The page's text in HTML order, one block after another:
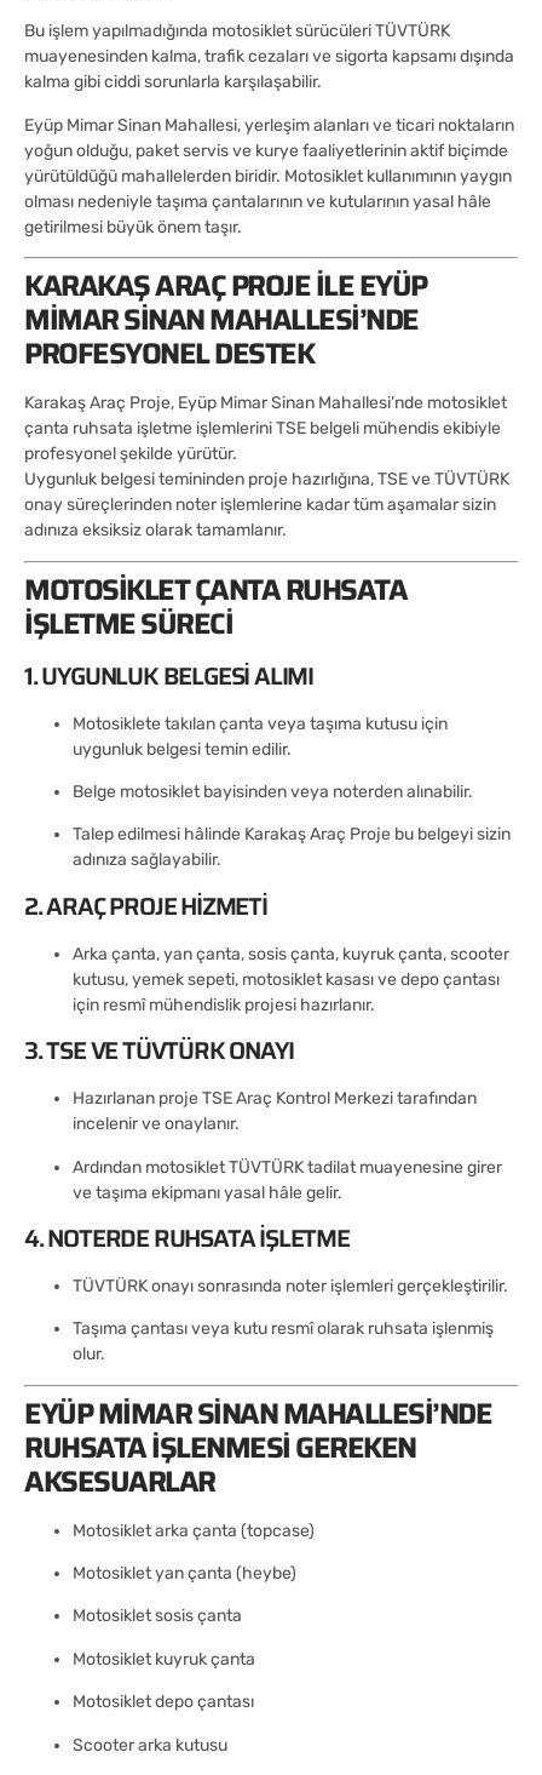
Bu işlem yapılmadığında motosiklet sürücüleri TÜVTÜRK
muayenesinden kalma, trafik cezaları ve sigorta kapsamı dışında
kalma gibi ciddi sorunlarla karşılaşabilir.
Eyüp Mimar Sinan Mahallesi, yerleşim alanları ve ticari noktaların
yoğun olduğu, paket servis ve kurye faaliyetlerinin aktif biçimde
yürütüldüğü mahallelerden biridir. Motosiklet kullanımının yaygın
olması nedeniyle taşıma çantalarının ve kutularının yasal hâle
getirilmesi büyük önem taşır.
KARAKAŞ ARAÇ PROJE ILE EYÜP
MIMAR SINAN MAHALLESI’NDE
PROFESYONEL DESTEK
Karakaş Araç Proje, Eyüp Mimar Sinan Mahallesi’nde motosiklet
çanta ruhsata işletme işlemlerini TSE belgeli mühendis ekibiyle
profesyonel şekilde yürütür.
Uygunluk belgesi temininden proje hazırlığına, TSE ve TÜVTÜRK
onay süreçlerinden noter işlemlerine kadar tüm aşamalar sizin
adınıza eksiksiz olarak tamamlanır.
MOTOSIKLET ÇANTA RUHSATA
İŞLETME SÜRECI
1. UYGUNLUK BELGESI ALIMI
Motosiklete takılan çanta veya taşıma kutusu için
uygunluk belgesi temin edilir.
Belge motosiklet bayisinden veya noterden alınabilir.
Talep edilmesi hâlinde Karakaş Araç Proje bu belgeyi sizin
adınıza sağlayabilir.
2. ARAÇ PROJE HIZMETI
Arka çanta, yan çanta, sosis çanta, kuyruk çanta, scooter
kutusu, yemek sepeti, motosiklet kasası ve depo çantası
için resmî mühendislik projesi hazırlanır.
3. TSE VE TÜVTÜRK ONAYI
Hazırlanan proje TSE Araç Kontrol Merkezi tarafından
incelenir ve onaylanır.
Ardından motosiklet TÜVTÜRK tadilat muayenesine girer
ve taşıma ekipmanı yasal hâle gelir.
4. NOTERDE RUHSATA İŞLETME
TÜVTÜRK onayı sonrasında noter işlemleri gerçekleştirilir.
Taşıma çantası veya kutu resmî olarak ruhsata işlenmiş
olur.
EYÜP MIMAR SINAN MAHALLESI’NDE
RUHSATA İŞLENMESI GEREKEN
AKSESUARLAR
Motosiklet arka çanta (topcase)
Motosiklet yan çanta (heybe)
Motosiklet sosis çanta
Motosiklet kuyruk çanta
Motosiklet depo çantası
Scooter arka kutusu